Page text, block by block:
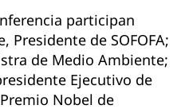
participan
Presidente de SOFOFA;
de Medio Ambiente;
Ejecutivo de
Nobel de